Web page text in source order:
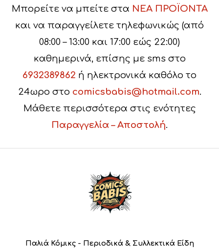
Μπορείτε να μπείτε στα ΝΕΑ ΠΡΟΪΟΝΤΑ
και να παραγγείλετε τηλεφωνικώς (από
08:00 – 13:00 και 17:00 εώς 22:00)
καθημερινά, επίσης με sms στο
6932389862 ή ηλεκτρονικά καθόλο το
24ωρο στο comicsbabis@hotmail.com.
Μάθετε περισσότερα στις ενότητες
Παραγγελία – Αποστολή.
Παλιά Κόμικς - Περιοδικά & Συλλεκτικά Είδη